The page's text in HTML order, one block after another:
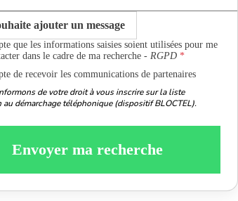
ajouter un message
que les informations saisies soient utilisées pour me
dans le cadre de ma recherche -RGPD
de recevoir les communications de partenaires
de votre droit à vous inscrire sur la liste
démarchage téléphonique (dispositif BLOCTEL).
Envoyer ma recherche